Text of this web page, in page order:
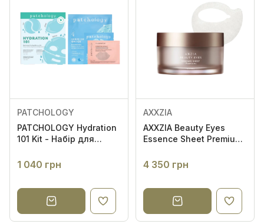
PATCHOLOGY
PATCHOLOGY Hydration
101 Kit - Набір для
1 040 грн
AXXZIA
AXXZIA Beauty Eyes
Essence Sheet Premium
навколо очей с ліфтинг
ефектом
4 350 грн